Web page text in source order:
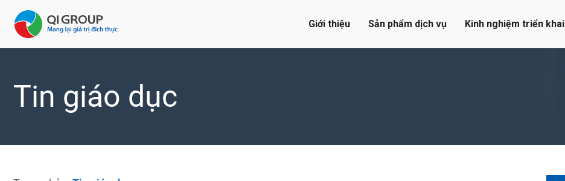
Giới thiệu Sản phẩm dịch vụ Kinh nghiệm triển khai
Tin giáo dục